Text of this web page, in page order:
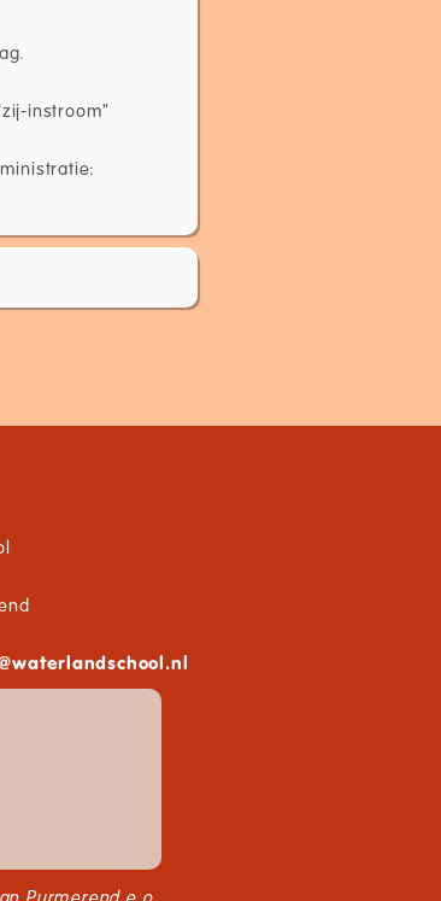
instroom"
waterlandschool.nl
Purmerend e.o.